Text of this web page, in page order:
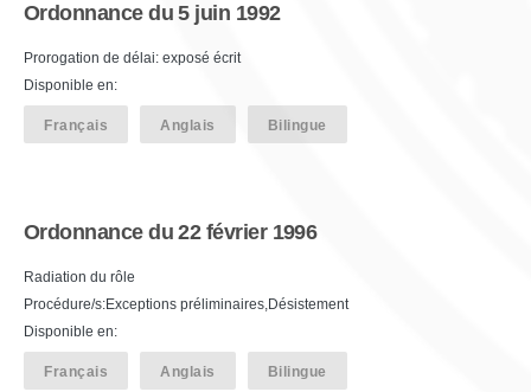
Ordonnance du 5 juin 1992
Prorogation de délai: exposé écrit
Disponible en:
Français Anglais Bilingue
Ordonnance du 22 février 1996
Radiation du rôle
Procédure/s:Exceptions préliminaires,Désistement
Disponible en:
Français Anglais Bilingue